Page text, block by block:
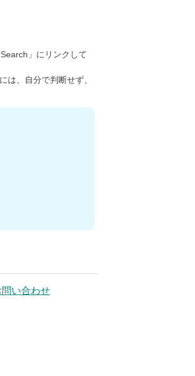
」にリンクして
は、自分で判断せず、
問い合わせ